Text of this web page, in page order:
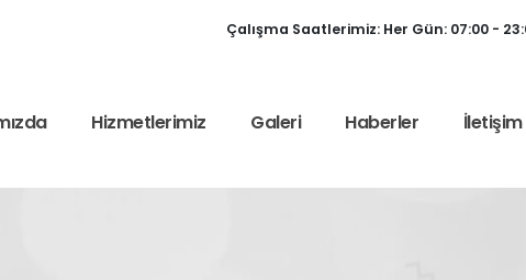
Çalışma Saatlerimiz: Her Gün: 07:00 -
Hizmetlerimiz Galeri Haberler İletişim